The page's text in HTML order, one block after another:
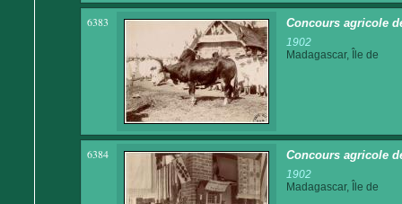
6383 Concours agricole
1902
Madagascar, Île de
6384 Concours agricole
1902
Madagascar, Île de